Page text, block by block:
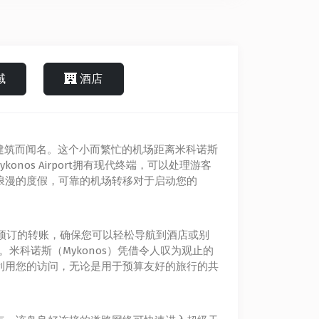
酒店
而闻名。这个小而繁忙的机场距离米科诺斯
Airport拥有现代终端，​​可以处理游客
的度假，可靠的机场转移对于启动您的
的转账，确保您可以轻松导航到酒店或别
米科诺斯（Mykonos）凭借令人叹为观止的
您的访问，无论是用于预算友好的旅行的共